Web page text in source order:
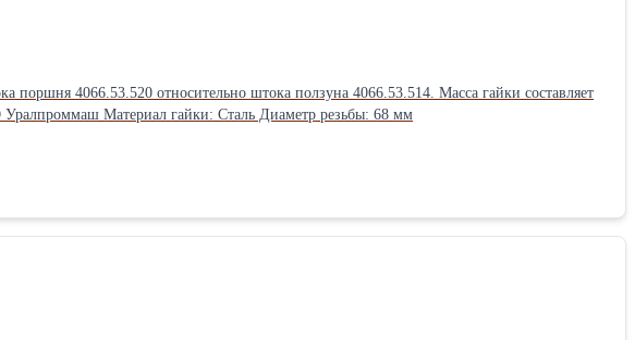
4066.53.520 относительно штока ползуна 4066.53.514. Масса гайки составляет
Материал гайки: Сталь Диаметр резьбы: 68 мм